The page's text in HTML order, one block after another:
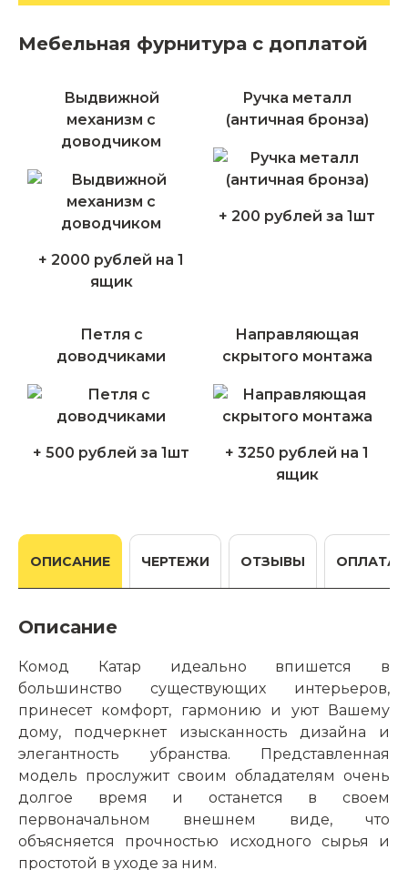
Мебельная фурнитура с доплатой
Выдвижной
механизм с
доводчиком
+ 2000 рублей на 1
ящик
Ручка металл
(античная бронза)
+ 200 рублей за 1шт
Петля с
доводчиками
+ 500 рублей за 1шт
Направляющая
скрытого монтажа
+ 3250 рублей на 1
ящик
ОПИСАНИЕ ЧЕРТЕЖИ ОТЗЫВЫ ОПЛАТА
Описание
Комод Катар идеально впишется в
большинство существующих интерьеров,
принесет комфорт, гармонию и уют Вашему
дому, подчеркнет изысканность дизайна и
элегантность убранства. Представленная
модель прослужит своим обладателям очень
долгое время и останется в своем
первоначальном внешнем виде, что
объясняется прочностью исходного сырья и
простотой в уходе за ним.